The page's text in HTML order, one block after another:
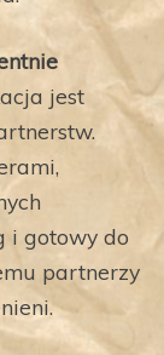
jest
i gotowy do
partnerzy